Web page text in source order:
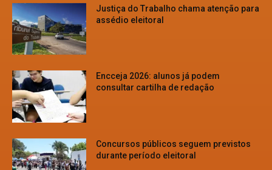
Justiça do Trabalho chama atenção para
assédio eleitoral
Encceja 2026: alunos já podem
consultar cartilha de redação
Concursos públicos seguem previstos
durante período eleitoral